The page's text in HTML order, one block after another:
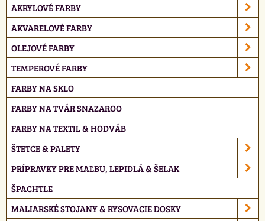
AKRYLOVÉ FARBY
AKVARELOVÉ FARBY
OLEJOVÉ FARBY
TEMPEROVÉ FARBY
FARBY NA SKLO
FARBY NA TVÁR SNAZAROO
FARBY NA TEXTIL & HODVÁB
ŠTETCE & PALETY
PRÍPRAVKY PRE MAĽBU, LEPIDLÁ & ŠELAK
ŠPACHTLE
MALIARSKÉ STOJANY & RYSOVACIE DOSKY